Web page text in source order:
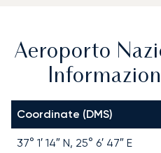
Aeroporto
Coordinate (DMS)
37° 1′ 14″ N, 25° 6′ 47″ E